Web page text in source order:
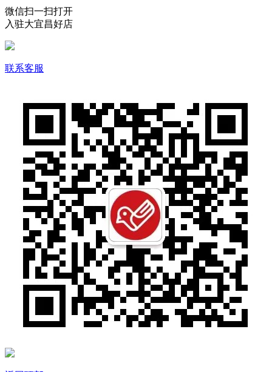
微信扫一扫打开
入驻大宜昌好店
联系客服